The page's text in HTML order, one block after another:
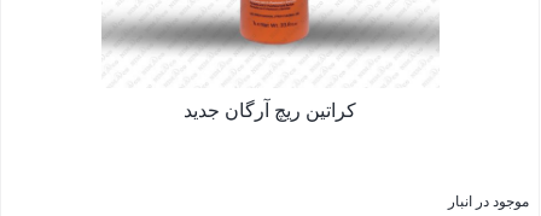
کراتین ریچ آرگان جدید
موجود در انبار